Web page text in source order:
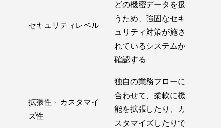
セキュリティレベル
どの機密データを扱
うため、強固なセキ
ュリティ対策が施さ
れているシステムか
確認する
拡張性・カスタマイ
ズ性
独自の業務フローに
合わせて、柔軟に機
能を拡張したり、カ
スタマイズしたりで